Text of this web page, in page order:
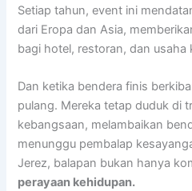
Setiap tahun, event ini
dari Eropa dan Asia,
bagi hotel, restoran, dan usaha
Dan ketika bendera finis
pulang. Mereka tetap duduk di
kebangsaan, melambaikan
menunggu pembalap
Jerez, balapan bukan hanya
perayaan kehidupan.